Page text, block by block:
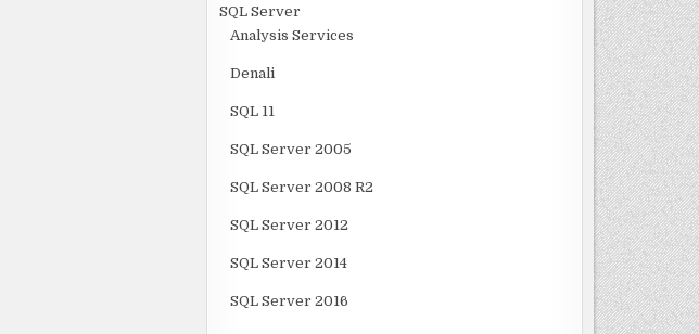
SQL Server
Analysis Services
Denali
SQL 11
SQL Server 2005
SQL Server 2008 R2
SQL Server 2012
SQL Server 2014
SQL Server 2016